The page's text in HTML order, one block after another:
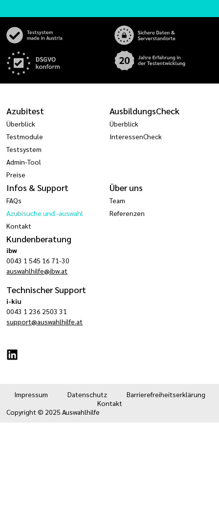
Azubitest
Überblick
Testmodule
Testsystem
Admin-Tool
Preise
AusbildungsCheck
Überblick
InteressenCheck
Infos & Support
FAQs
Azubisuche und -auswahl
Kontakt
Über uns
Team
Referenzen
Kundenberatung
ibw
0043 1 545 16 71-30
auswahlhilfe@ibw.at
Technischer Support
i-kiu
0043 1 236 2503 31
support@auswahlhilfe.at
Impressum Datenschutz
Barrierefreiheitserklärung
Kontakt
Copyright © 2025 Auswahlhilfe